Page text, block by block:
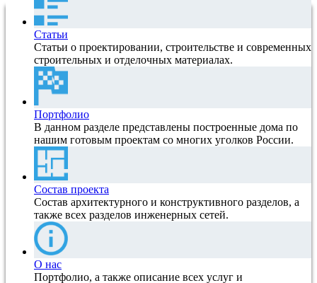
Статьи
Статьи о проектировании, строительстве и современных
строительных и отделочных материалах.
Портфолио
В данном разделе представлены построенные дома по
нашим готовым проектам со многих уголков России.
Состав проекта
Состав архитектурного и конструктивного разделов, а
также всех разделов инженерных сетей.
О нас
Портфолио, а также описание всех услуг и